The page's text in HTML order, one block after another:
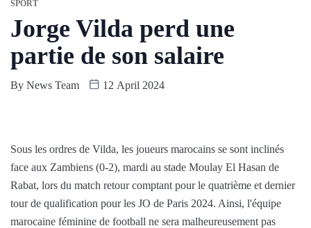
SPORT
Jorge Vilda perd une
partie de son salaire
By News Team 12 April 2024
Sous les ordres de Vilda, les joueurs marocains se sont inclinés
face aux Zambiens (0-2), mardi au stade Moulay El Hasan de
Rabat, lors du match retour comptant pour le quatrième et dernier
tour de qualification pour les JO de Paris 2024. Ainsi, l'équipe
marocaine féminine de football ne sera malheureusement pas